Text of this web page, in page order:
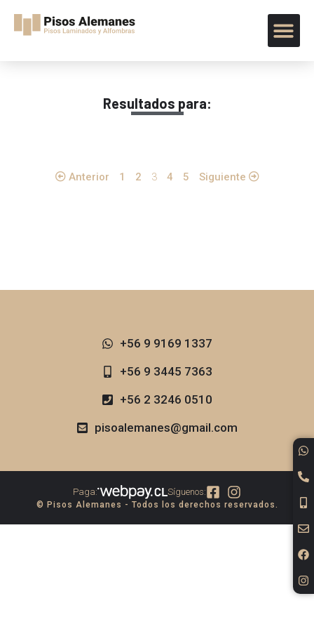
Resultados para:
Anterior 1 2 3 4 5 Siguiente
+56 9 9169 1337​
+56 9 3445 7363
+56 2 3246 0510
pisoalemanes@gmail.com
Paga: Síguenos:
© Pisos Alemanes - Todos los derechos reservados.